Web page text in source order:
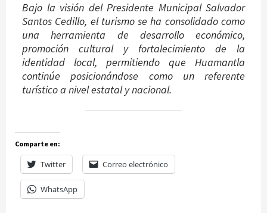
Bajo la visión del Presidente Municipal Salvador
Santos Cedillo, el turismo se ha consolidado como
una herramienta de desarrollo económico,
promoción cultural y fortalecimiento de la
identidad local, permitiendo que Huamantla
continúe posicionándose como un referente
turístico a nivel estatal y nacional.
Comparte en:
Twitter Correo electrónico
WhatsApp